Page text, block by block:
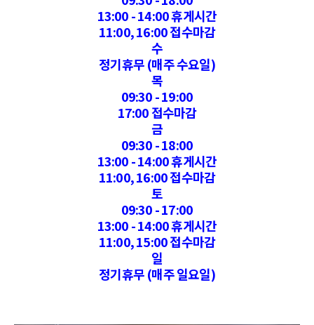
13:00 - 14:00 휴게시간
11:00, 16:00 접수마감
수
정기휴무 (매주 수요일)
목
09:30 - 19:00
17:00 접수마감
금
09:30 - 18:00
13:00 - 14:00 휴게시간
11:00, 16:00 접수마감
토
09:30 - 17:00
13:00 - 14:00 휴게시간
11:00, 15:00 접수마감
일
정기휴무 (매주 일요일)